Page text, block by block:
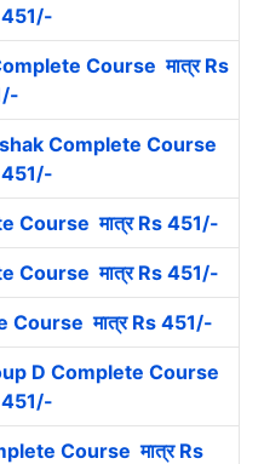
451/-
Course मात्र Rs
Complete Course
451/-
Course मात्र Rs 451/-
Course मात्र Rs 451/-
Course मात्र Rs 451/-
D Complete Course
451/-
Course मात्र Rs